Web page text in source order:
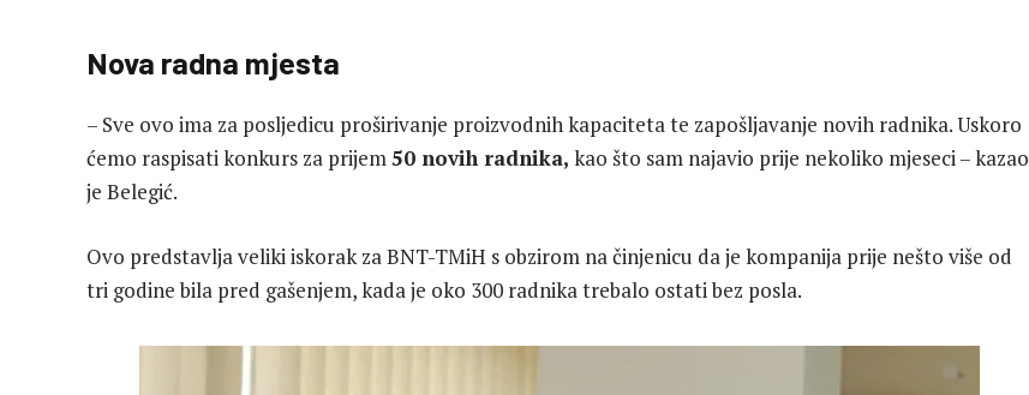
Nova radna mjesta
– Sve ovo ima za posljedicu proširivanje proizvodnih kapaciteta te zapošljavanje novih radnika. Uskoro
ćemo raspisati konkurs za prijem50 novih radnika, kao što sam najavio prije nekoliko mjeseci – kazao
je Belegić.
Ovo predstavlja veliki iskorak za BNT-TMiH s obzirom na činjenicu da je kompanija prije nešto više od
tri godine bila pred gašenjem, kada je oko 300 radnika trebalo ostati bez posla.